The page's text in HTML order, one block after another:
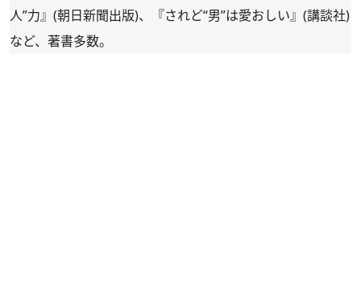
人”力』(朝日新聞出版)、『されど“男”は愛おしい』(講談社)
など、著書多数。